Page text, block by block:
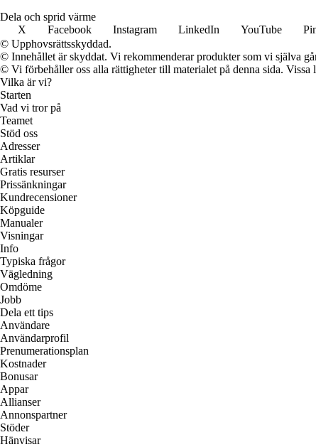
Dela och sprid värme
X
Facebook Instagram LinkedIn YouTube
© Upphovsrättsskyddad.
© Innehållet är skyddat. Vi rekommenderar produkter som vi själva
© Vi förbehåller oss alla rättigheter till materialet på denna sida.
Vilka är vi?
Starten
Vad vi tror på
Teamet
Stöd oss
Adresser
Artiklar
Gratis resurser
Prissänkningar
Kundrecensioner
Köpguide
Manualer
Visningar
Info
Typiska frågor
Vägledning
Omdöme
Jobb
Dela ett tips
Användare
Användarprofil
Prenumerationsplan
Kostnader
Bonusar
Appar
Allianser
Annonspartner
Stöder
Hänvisar